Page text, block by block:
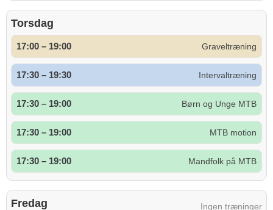
Torsdag
17:00 – 19:00 Graveltræning
17:30 – 19:30 Intervaltræning
17:30 – 19:00 Børn og Unge MTB
17:30 – 19:00 MTB motion
17:30 – 19:00 Mandfolk på MTB
Fredag Ingen træninger